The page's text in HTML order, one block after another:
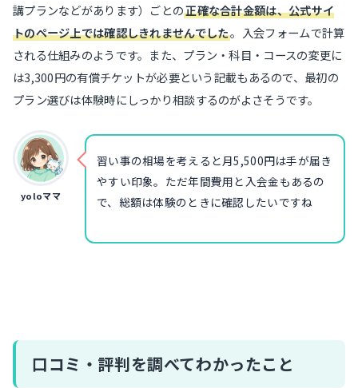
講プランなどがあります）ごとの正確な合計金額は、公式サイ
トのページ上では確認しきれませんでした。入会フォームで計算
される仕組みのようです。また、プラン・科目・コースの変更に
は3,300円の有償チケットが必要という記載もあるので、最初の
プラン選びは体験時にしっかり相談するのがよさそうです。
yoloママ
習い事の相場を考えると月5,500円は手が届き
やすい印象。ただ年間費用と入会金もあるの
で、総額は体験のときに確認したいですね
口コミ・評判を調べてわかったこと